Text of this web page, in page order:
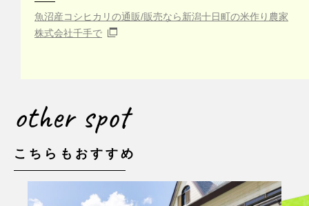
魚沼産コシヒカリの通販/販売なら新潟十日町の米作り農家
株式会社千手で
other spot
こちらもおすすめ